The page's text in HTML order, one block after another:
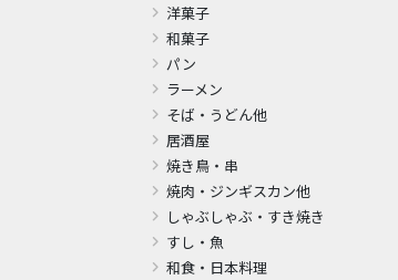
洋菓子
和菓子
パン
ラーメン
そば・うどん他
居酒屋
焼き鳥・串
焼肉・ジンギスカン他
しゃぶしゃぶ・すき焼き
すし・魚
和食・日本料理